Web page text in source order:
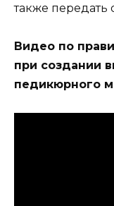
также передать
Видео по
при создании
педикюрного